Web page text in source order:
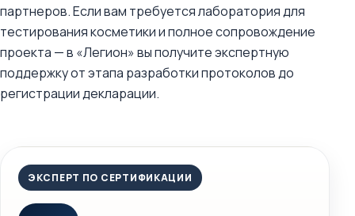
партнеров. Если вам требуется лаборатория для
тестирования косметики и полное сопровождение
проекта — в «Легион» вы получите экспертную
поддержку от этапа разработки протоколов до
регистрации декларации.
ЭКСПЕРТ ПО СЕРТИФИКАЦИИ